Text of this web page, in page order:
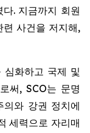
. 지금까지 회원
련 사건을 저지해,
심화하고 국제 및
써, SCO는 문명
의와 강권 정치에
세력으로 자리매